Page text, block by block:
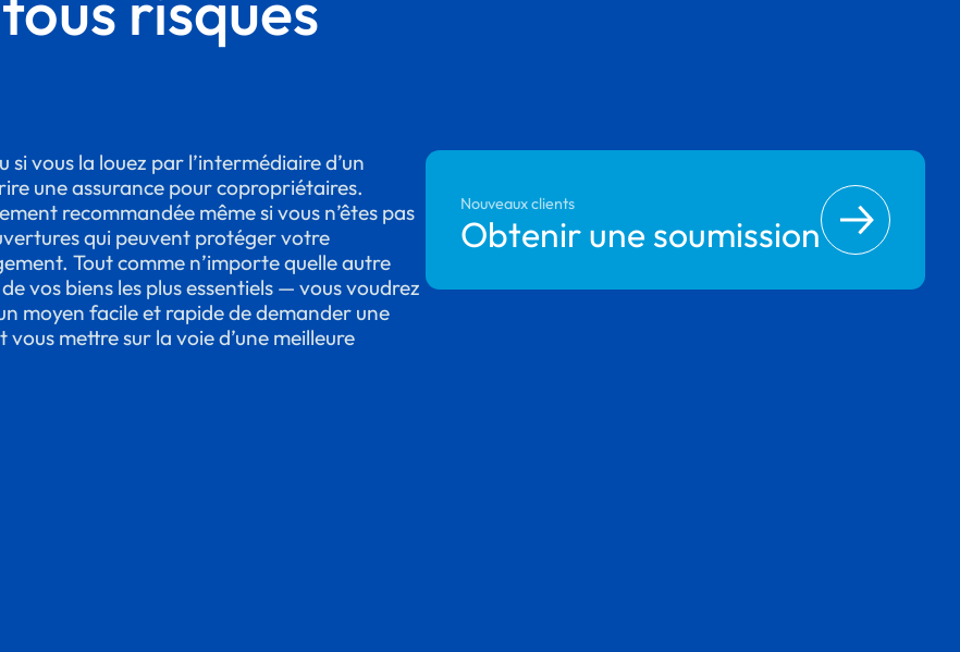
vous la louez par l’intermédiaire d’un
une assurance pour copropriétaires.
recommandée même si vous n’êtes pas
qui peuvent protéger votre
Tout comme n’importe quelle autre
vos biens les plus essentiels — vous voudrez
moyen facile et rapide de demander une
mettre sur la voie d’une meilleure
Nouveaux clients
Obtenir une soumission